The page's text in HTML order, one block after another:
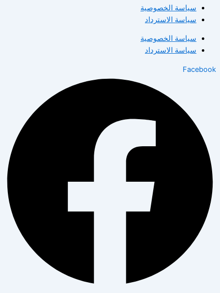
سياسة الخصوصية
سياسة الاسترداد
سياسة الخصوصية
سياسة الاسترداد